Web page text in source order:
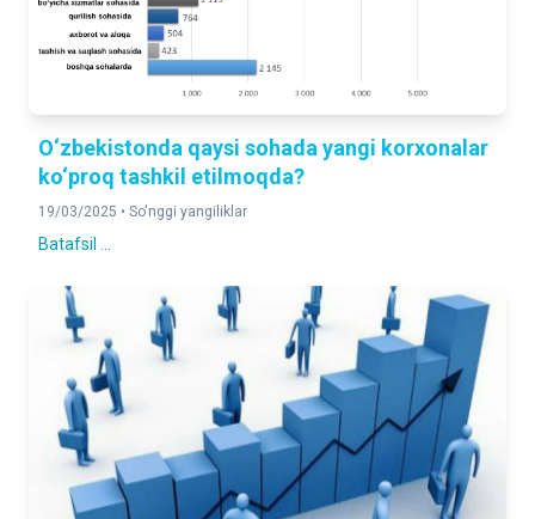
O‘zbekistonda qaysi sohada yangi korxonalar
ko‘proq tashkil etilmoqda?
19/03/2025 • So'nggi yangiliklar
Batafsil ...